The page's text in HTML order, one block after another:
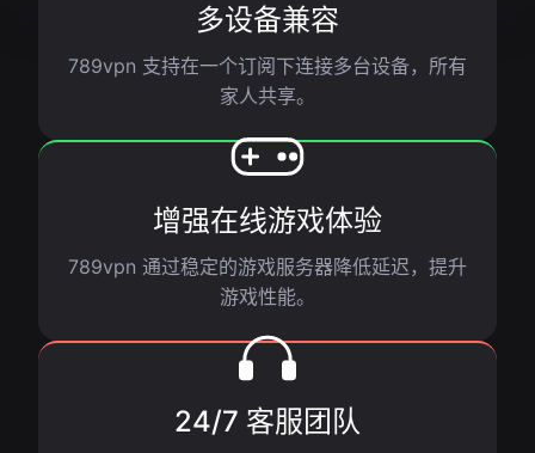
多设备兼容
789vpn 支持在一个订阅下连接多台设备，所有
家人共享。
增强在线游戏体验
789vpn 通过稳定的游戏服务器降低延迟，提升
游戏性能。
24/7 客服团队